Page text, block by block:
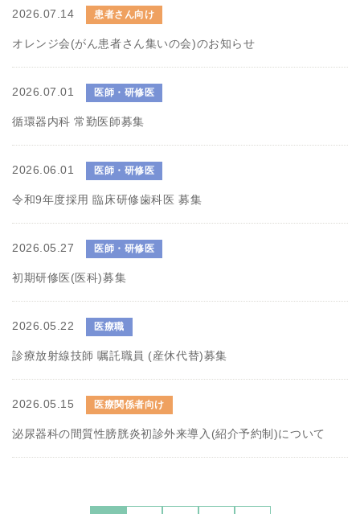
2026.07.14 患者さん向け
オレンジ会(がん患者さん集いの会)のお知らせ
2026.07.01 医師・研修医
循環器内科 常勤医師募集
2026.06.01 医師・研修医
令和9年度採用 臨床研修歯科医 募集
2026.05.27 医師・研修医
初期研修医(医科)募集
2026.05.22 医療職
診療放射線技師 嘱託職員 (産休代替)募集
2026.05.15 医療関係者向け
泌尿器科の間質性膀胱炎初診外来導入(紹介予約制)について